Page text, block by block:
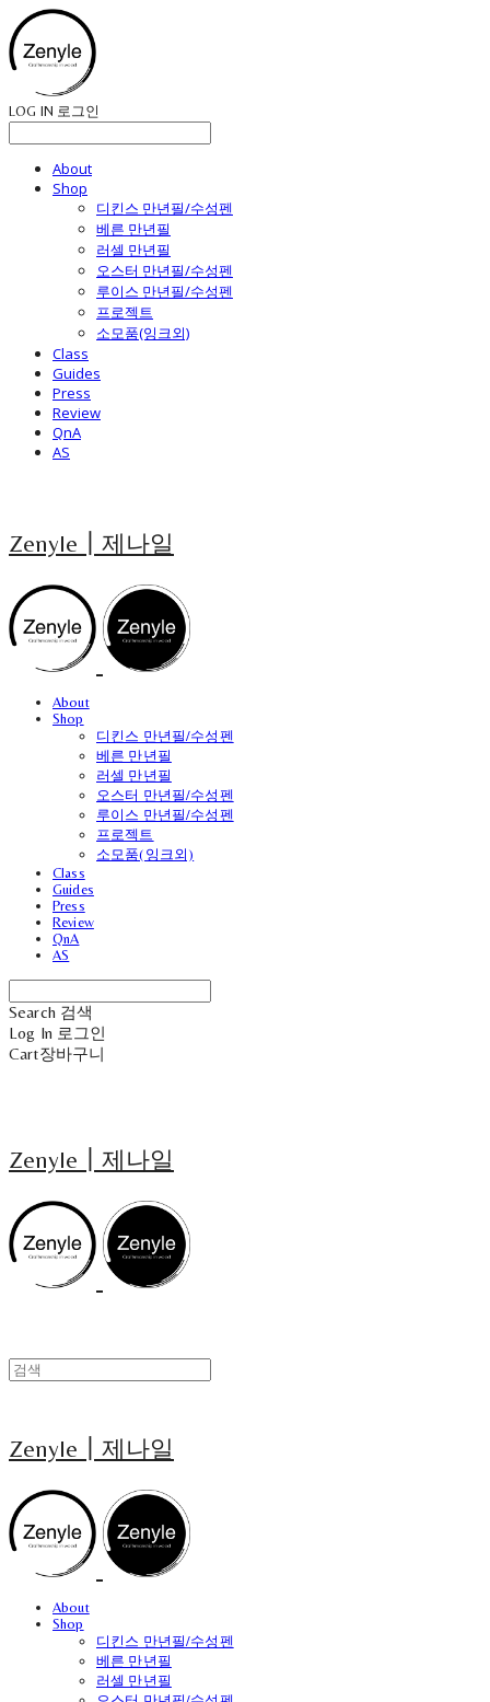
LOG IN 로그인
About
Shop
디킨스 만년필/수성펜
베른 만년필
러셀 만년필
오스터 만년필/수성펜
루이스 만년필/수성펜
프로젝트
소모품(잉크외)
Class
Guides
Press
Review
QnA
AS
Zenyle┃제나일
About
Shop
디킨스 만년필/수성펜
베른 만년필
러셀 만년필
오스터 만년필/수성펜
루이스 만년필/수성펜
프로젝트
소모품(잉크외)
Class
Guides
Press
Review
QnA
AS
Search 검색
Log In 로그인
Cart장바구니
Zenyle┃제나일
Zenyle┃제나일
About
Shop
디킨스 만년필/수성펜
베른 만년필
러셀 만년필